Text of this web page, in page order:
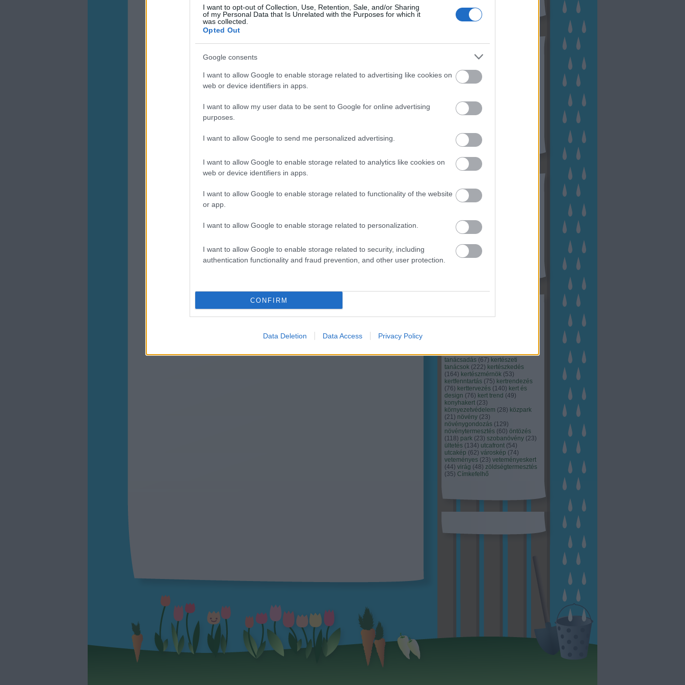
I want to opt-out of Collection, Use, Retention, Sale, and/or Sharing
of my Personal Data that Is Unrelated with the Purposes for which it
was collected.
Opted Out
Google consents
I want to allow Google to enable storage related to advertising like cookies on
web or device identifiers in apps.
I want to allow my user data to be sent to Google for online advertising
purposes.
I want to allow Google to send me personalized advertising.
I want to allow Google to enable storage related to analytics like cookies on
web or device identifiers in apps.
I want to allow Google to enable storage related to functionality of the website
or app.
I want to allow Google to enable storage related to personalization.
I want to allow Google to enable storage related to security, including
authentication functionality and fraud prevention, and other user protection.
CONFIRM
Data Deletion Data Access Privacy Policy
Archívum
2022 november
2022 szeptember
2022 augusztus
2022 április (
2021 december
2021 október
Budapest (45) dísznövény
(126) kertészet (118) kertészeti
tanácsadás (67) kertészeti
tanácsok (222) kertészkedés
(164) kertészmérnök (53)
kertfenntartás (75) kertrendezés
(76) kerttervezés (140) kert és
design (76) kert trend (49)
konyhakert (23)
környezetvédelem (28) közpark
(21) növény (23)
növénygondozás (129)
növénytermesztés (60) öntözés
(118) park (23) szobanövény (23)
ültetés (134) utcafront (54)
utcakép (62) városkép (74)
veteményes (23) veteményeskert
(44) virág (48) zöldségtermesztés
(35) Címkefelhő